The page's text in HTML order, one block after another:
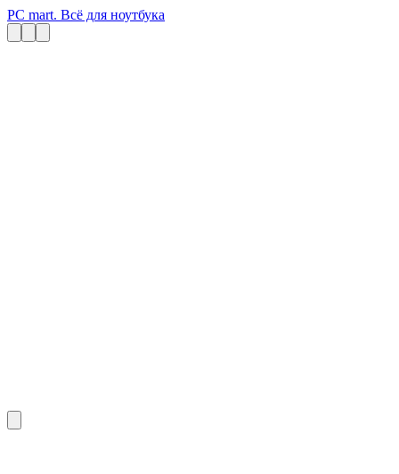
PC mart. Всё для ноутбука